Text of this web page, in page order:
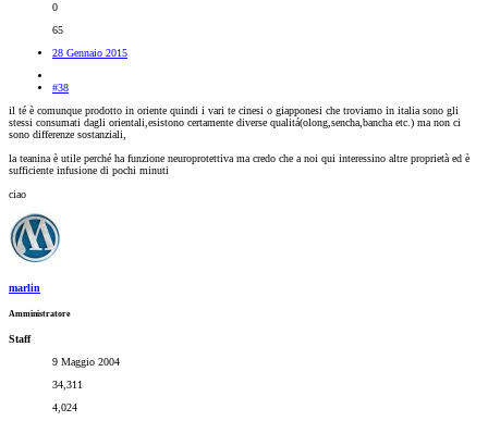
0
65
28 Gennaio 2015
#38
il té è comunque prodotto in oriente quindi i vari te cinesi o giapponesi che troviamo in italia sono gli
stessi consumati dagli orientali,esistono certamente diverse qualitá(olong,sencha,bancha etc.) ma non ci
sono differenze sostanziali,
la teanina è utile perché ha funzione neuroprotettiva ma credo che a noi qui interessino altre proprietà ed è
sufficiente infusione di pochi minuti
ciao
marlin
Amministratore
Staff
9 Maggio 2004
34,311
4,024